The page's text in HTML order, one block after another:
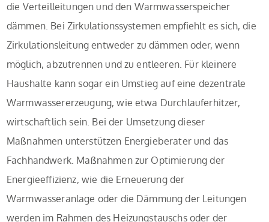
die Verteilleitungen und den Warmwasserspeicher
dämmen. Bei Zirkulationssystemen empfiehlt es sich, die
Zirkulationsleitung entweder zu dämmen oder, wenn
möglich, abzutrennen und zu entleeren. Für kleinere
Haushalte kann sogar ein Umstieg auf eine dezentrale
Warmwassererzeugung, wie etwa Durchlauferhitzer,
wirtschaftlich sein. Bei der Umsetzung dieser
Maßnahmen unterstützen Energieberater und das
Fachhandwerk. Maßnahmen zur Optimierung der
Energieeffizienz, wie die Erneuerung der
Warmwasseranlage oder die Dämmung der Leitungen
werden im Rahmen des Heizungstauschs oder der